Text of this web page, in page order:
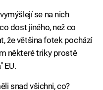
se na nich
dost jiného, než co
že většina fotek pochází
některé triky prostě
EU.
snad všichni, co?